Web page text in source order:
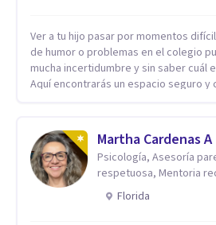
Ver a tu hijo pasar por momentos
de humor o problemas en el colegio
mucha incertidumbre y sin saber cuál
Aquí encontrarás un espacio seguro
casa. Me especializo en guiar a familias a través de
herramientas prácticas y dinámicas
cada menor, dejando de lado las
Mi forma de trabajar se centra en
que hay detrás del comportamiento,
Martha Cardenas A
Psicología, Asesoría
respetuosa, Mentoria
Florida